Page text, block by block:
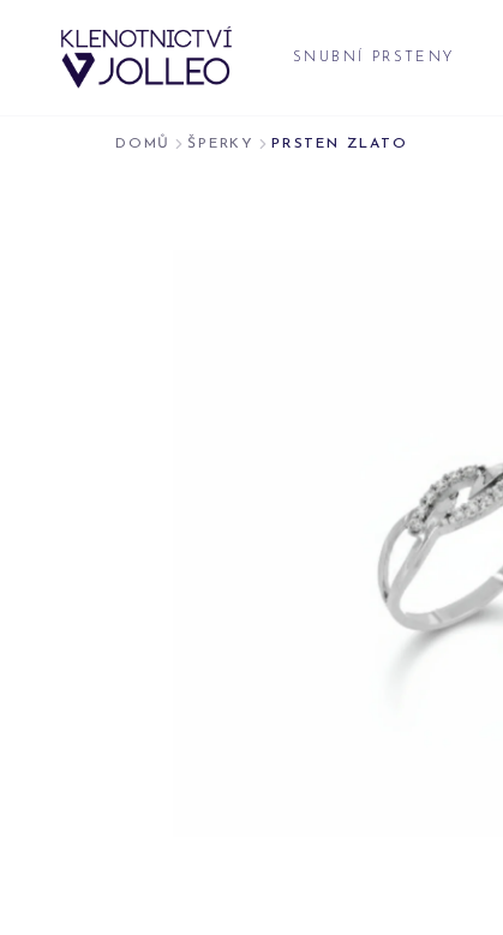
SNUBNÍ PRSTENY
DOMŮ ŠPERKY PRSTEN ZLATO